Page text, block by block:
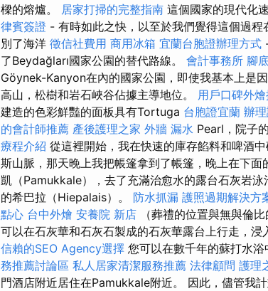
樑的熔爐。 居家打掃的完整指南 這個國家的現代化
律賓簽證 - 有時如此之快，以至於我們覺得這個過
別了海洋 徵信社費用 商用冰箱 宜蘭台胞證辦理方式
了Beydağları國家公園的替代路線。 會計事務所 腳
Göynek-Kanyon在內的國家公園，即使我基本上是
高山，松樹和岩石峽谷佔據主導地位。 用戶口碑外
建造的色彩鮮豔的面板具有Tortuga 台胞證宜蘭 辦
的會計師推薦 產後護理之家 外牆 漏水 Pearl，院子
療程介紹 從這裡開始，我在快速的庫存餡料和啤酒
斯山脈，那天晚上我把帳篷拿到了帳篷，晚上在下
凱（Pamukkale），去了充滿治愈水的露台石灰岩
的希巴拉（Hiepalais）。 防水抓漏 護照過期解決方
點心 台中外燴 安養院 新店 （葬禮的位置與無與倫
可以在石灰華和石灰石製成的石灰華露台上行走，浸
信賴的SEO Agency選擇 您可以在數千年的蘇打水
務推薦討論區 私人居家清潔服務推薦 法律顧問 護理
門酒店附近居住在Pamukkale附近。 因此，儘管我